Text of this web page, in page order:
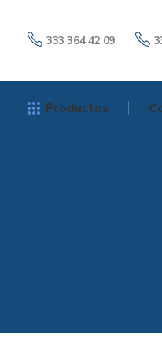
333 364 42 09
Productos